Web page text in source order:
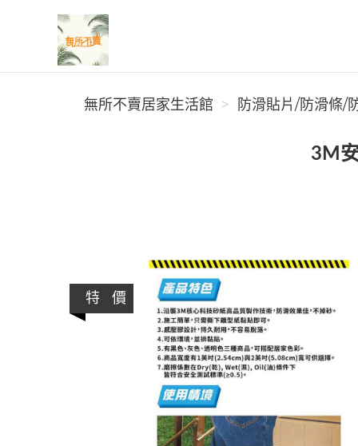
無所不賣居家生活館
無所不賣居家生活館
防滑貼片/防滑條/
3M
特 價